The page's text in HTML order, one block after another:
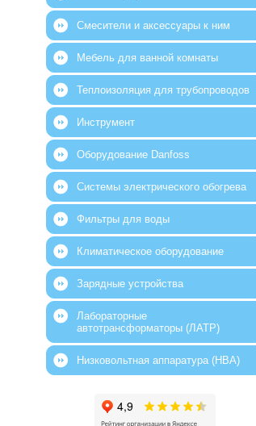
Смесители и аксессуары к ним
Мебель для ванной комнаты
Теплоизоляция для трубопроводов
Инструмент
Оборудование Danfoss
Системы электрического обогрева
Фильтры для воды
Климатическое оборудование
Зарядные устройства
Лабораторные
автотрансформаторы (ЛАТР)
Низковольтная аппаратура (НВА)